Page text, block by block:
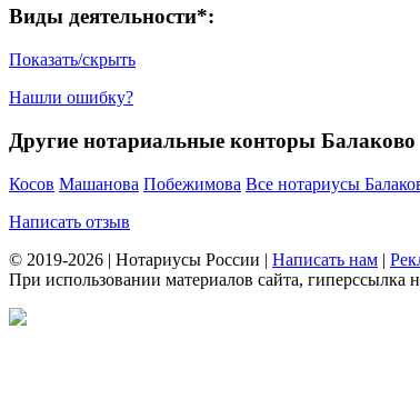
Виды деятельности*:
Показать/скрыть
Нашли ошибку?
Другие нотариальные конторы Балаково
Косов Машанова Побежимова Все нотариусы
Написать отзыв
© 2019-2026 | Нотариусы России | Написать нам |
При использовании материалов сайта, гиперссылка